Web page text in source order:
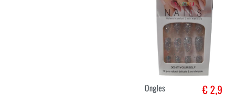
Laque pailletée
pour les
cheveux /
spray - Groen
€ 2,9
Dans le panier